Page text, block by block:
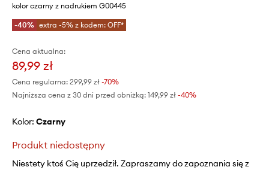
kolor czarny z nadrukiem G00445
-40% extra -5% z kodem: OFF*
Cena aktualna:
89,99 zł
Cena regularna: 299,99 zł -70%
Najniższa cena z 30 dni przed obniżką: 149,99 zł -40%
Kolor: czarny
Produkt niedostępny
Niestety ktoś Cię uprzedził. Zapraszamy do zapoznania się z